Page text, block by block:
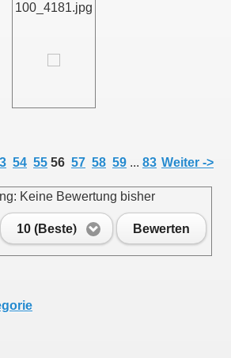
100_4181.jpg
54 55 56 57 58 59 ... 83 Weiter ->
Keine Bewertung bisher
10 (Beste) Bewerten